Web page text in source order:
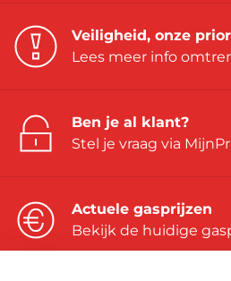
Veiligheid, onze
Lees meer info
Ben je al klant?
Stel je vraag via
Actuele gasprijzen
Bekijk de huidige